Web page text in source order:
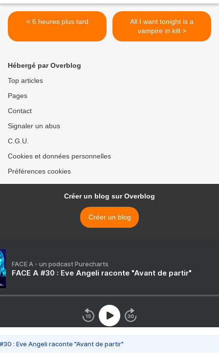
< 6 heures plus tard
All I want tonight is a
vampire in kilt >
Hébergé par Overblog
Top articles
Pages
Contact
Signaler un abus
C.G.U.
Cookies et données personnelles
Préférences cookies
Créer un blog sur Overblog
Créer un blog
FACE A - un podcast Purecharts
FACE A #30 : Eve Angeli raconte "Avant de partir"
#30 : Eve Angeli raconte "Avant de partir"